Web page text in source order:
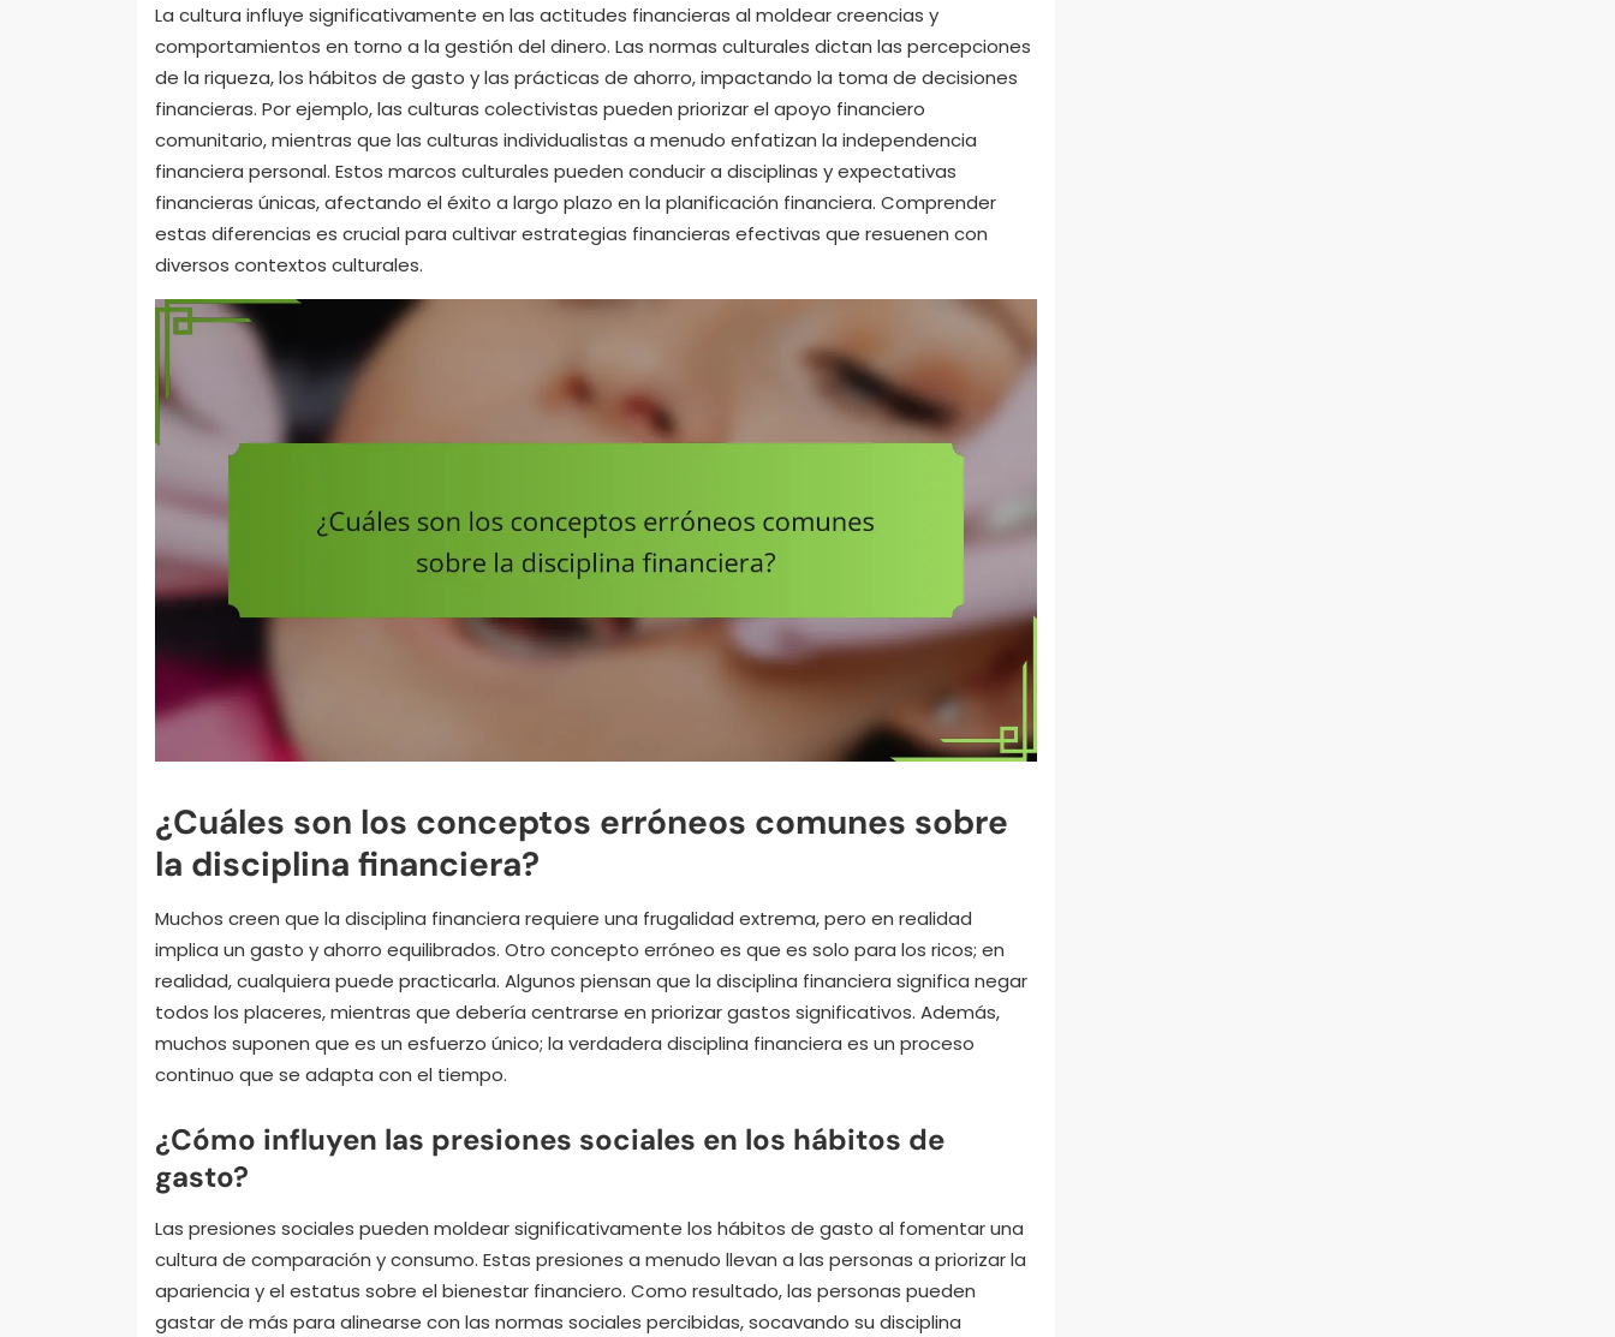
La cultura influye significativamente en las actitudes financieras al moldear creencias y
comportamientos en torno a la gestión del dinero. Las normas culturales dictan las percepciones
de la riqueza, los hábitos de gasto y las prácticas de ahorro, impactando la toma de decisiones
financieras. Por ejemplo, las culturas colectivistas pueden priorizar el apoyo financiero
comunitario, mientras que las culturas individualistas a menudo enfatizan la independencia
financiera personal. Estos marcos culturales pueden conducir a disciplinas y expectativas
financieras únicas, afectando el éxito a largo plazo en la planificación financiera. Comprender
estas diferencias es crucial para cultivar estrategias financieras efectivas que resuenen con
diversos contextos culturales.
¿Cuáles son los conceptos erróneos comunes sobre
la disciplina financiera?
Muchos creen que la disciplina financiera requiere una frugalidad extrema, pero en realidad
implica un gasto y ahorro equilibrados. Otro concepto erróneo es que es solo para los ricos; en
realidad, cualquiera puede practicarla. Algunos piensan que la disciplina financiera significa negar
todos los placeres, mientras que debería centrarse en priorizar gastos significativos. Además,
muchos suponen que es un esfuerzo único; la verdadera disciplina financiera es un proceso
continuo que se adapta con el tiempo.
¿Cómo influyen las presiones sociales en los hábitos de
gasto?
Las presiones sociales pueden moldear significativamente los hábitos de gasto al fomentar una
cultura de comparación y consumo. Estas presiones a menudo llevan a las personas a priorizar la
apariencia y el estatus sobre el bienestar financiero. Como resultado, las personas pueden
gastar de más para alinearse con las normas sociales percibidas, socavando su disciplina